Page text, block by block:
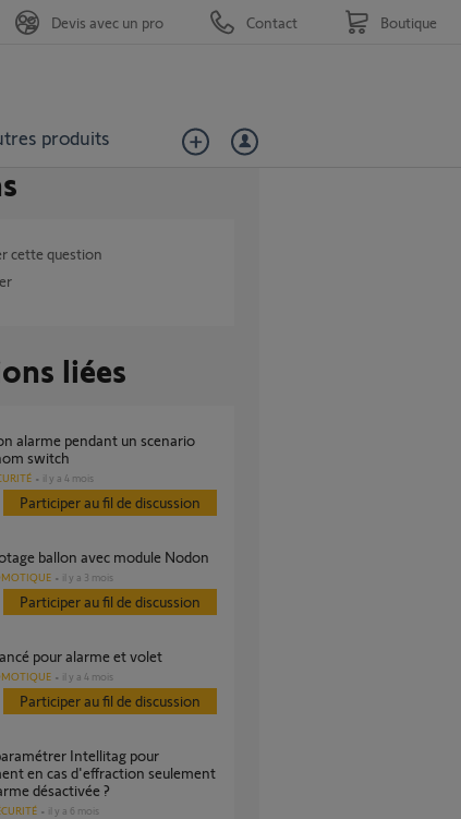
produits
Devis avec un pro Contact Boutique
cette question
liées
switch
il y a 4 mois
Participer au fil de discussion
ballon avec module Nodon
il y a 3 mois
Participer au fil de discussion
pour alarme et volet
il y a 4 mois
Participer au fil de discussion
en cas d'effraction seulement
désactivée ?
il y a 6 mois